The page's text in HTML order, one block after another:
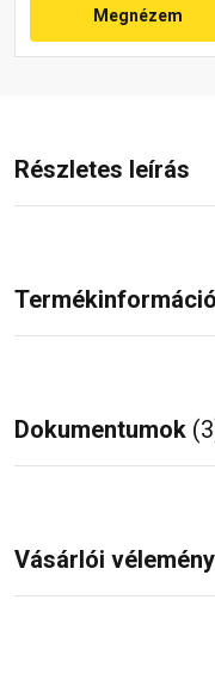
Megnézem
Részletes leírás
Termékinformáció
Dokumentumok
Vásárlói